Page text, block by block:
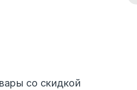
со скидкой